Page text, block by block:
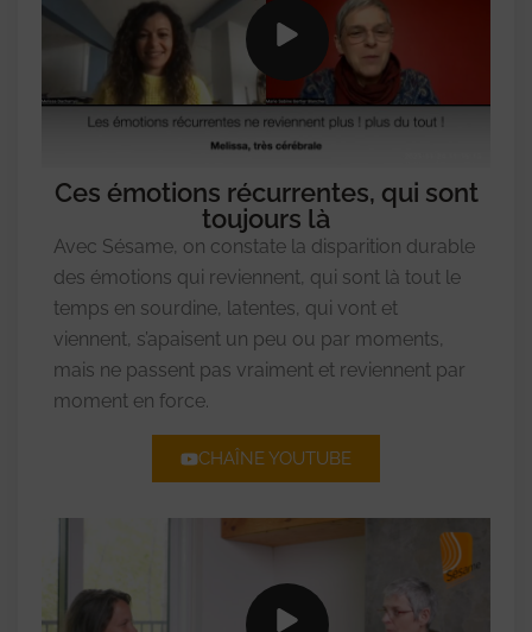
Ces émotions récurrentes, qui sont
toujours là
Avec Sésame, on constate la disparition durable
des émotions qui reviennent, qui sont là tout le
temps en sourdine, latentes, qui vont et
viennent, s’apaisent un peu ou par moments,
mais ne passent pas vraiment et reviennent par
moment en force.
CHAÎNE YOUTUBE